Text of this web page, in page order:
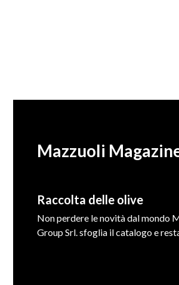
Mazzuoli
Raccolta delle olive
Non perdere le novità dal mondo
Group Srl. sfoglia il catalogo e